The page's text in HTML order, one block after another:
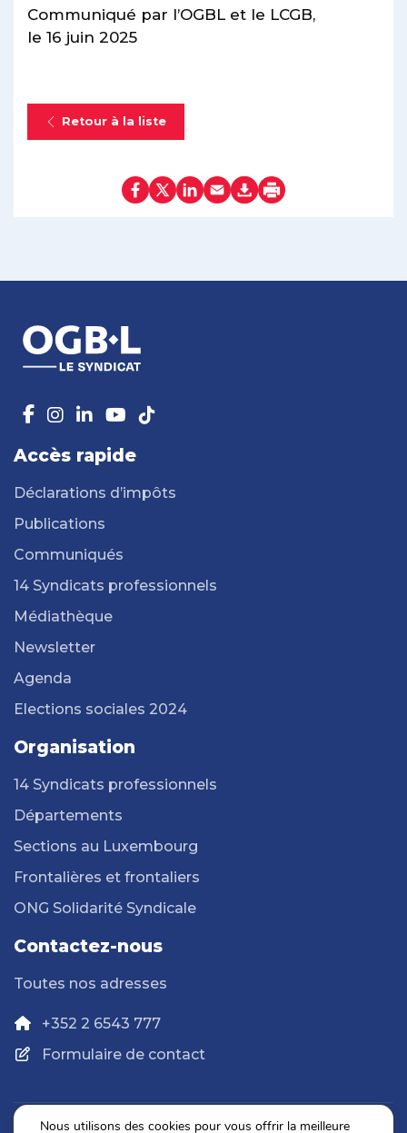
Communiqué par l’OGBL et le LCGB,
le 16 juin 2025
Retour à la liste
Accès rapide
Déclarations d’impôts
Publications
Communiqués
14 Syndicats professionnels
Médiathèque
Newsletter
Agenda
Elections sociales 2024
Organisation
14 Syndicats professionnels
Départements
Sections au Luxembourg
Frontalières et frontaliers
ONG Solidarité Syndicale
Contactez-nous
Toutes nos adresses
+352 2 6543 777
Formulaire de contact
Nous utilisons des cookies pour vous offrir la meilleure